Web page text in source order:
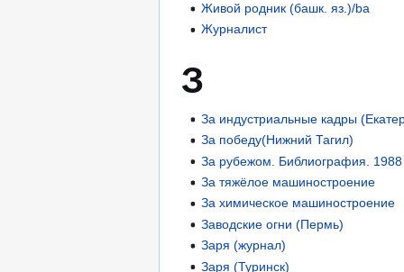
Живой родник (башк. яз.)/ba
Журналист
З
За индустриальные кадры
За победу(Нижний Тагил)
За рубежом. Библиография. 1988
За тяжёлое машиностроение
За химическое машиностроение
Заводские огни (Пермь)
Заря (журнал)
Заря (Туринск)